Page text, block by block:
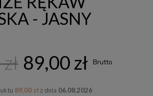
- JASNY
89,00 zł Brutto
89,00 złz dnia 06.08.2026